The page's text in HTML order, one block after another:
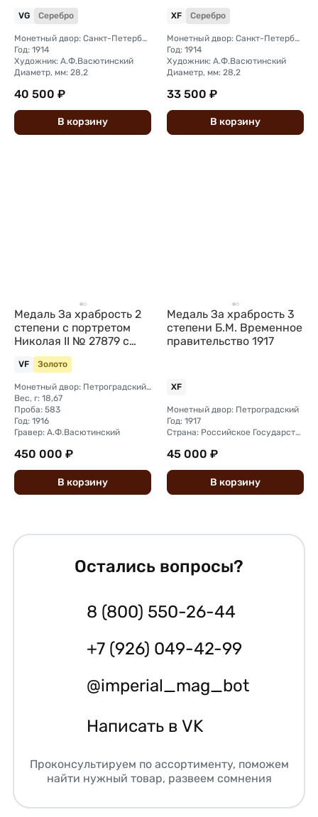
VG Серебро
Монетный двор: Санкт-Петербургский
Год: 1914
Художник: А.Ф.Васютинский
Диаметр, мм: 28,2
40 500 ₽
В корзину
XF Серебро
Монетный двор: Санкт-Петербургский
Год: 1914
Художник: А.Ф.Васютинский
Диаметр, мм: 28,2
33 500 ₽
В корзину
Медаль За храбрость 2
степени с портретом
Николая II № 27879 с
клеймом
VF Золото
Монетный двор: Петроградский монетный двор
Вес, г: 18,67
Проба: 583
Год: 1916
Гравер: А.Ф.Васютинский
450 000 ₽
В корзину
Медаль За храбрость 3
степени Б.М. Временное
правительство 1917
XF
Монетный двор: Петроградский
Год: 1917
Страна: Российское Государство (Временное правительство)
45 000 ₽
В корзину
Остались вопросы?
8 (800) 550-26-44
+7 (926) 049-42-99
@imperial_mag_bot
Написать в VK
Проконсультируем по ассортименту, поможем
найти нужный товар, развеем сомнения